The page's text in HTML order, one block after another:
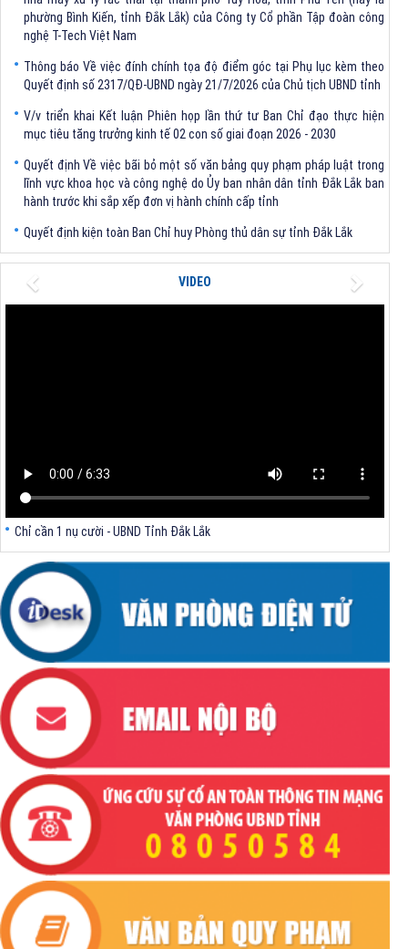
nghệ T-Tech Việt Nam
Quyết định số 2317/QĐ-UBND ngày 21/7/2026 của Chủ tịch UBND tỉnh
mục tiêu tăng trưởng kinh tế 02 con số giai đoạn 2026 - 2030
lĩnh vực khoa học và công nghệ do Ủy ban nhân dân tỉnh Đắk Lắk ban
hành trước khi sắp xếp đơn vị hành chính cấp tỉnh
nhà máy xử lý rác thải tại thành phố Tuy Hòa, tỉnh Phú Yên (nay là
phường Bình Kiến, tỉnh Đắk Lắk) của Công ty Cổ phần Tập đoàn công
nghệ T-Tech Việt Nam
VIDEO
Previous Next
Chỉ cần 1 nụ cười - UBND Tỉnh Đắk Lắk